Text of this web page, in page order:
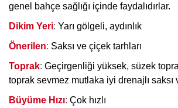
genel bahçe sağlığı içinde faydalıdırlar.
Dikim Yeri: Yarı gölgeli, aydınlık
Önerilen: Saksı ve çiçek tarhları
Toprak: Geçirgenliği yüksek, süzek
toprak sevmez mutlaka iyi drenajlı saksı
Büyüme Hızı: Çok hızlı